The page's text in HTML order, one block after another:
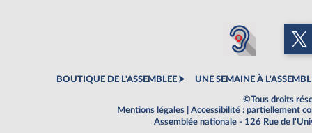
BOUTIQUE DE L'ASSEMBLEE UNE SEMAINE À
©Tous droits
Mentions légales
Accessibilité : partiellement
Assemblée nationale - 126 Rue de